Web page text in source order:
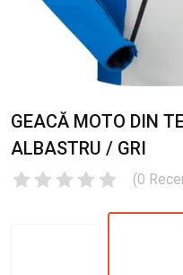
GEACĂ MOTO DIN
ALBASTRU / GRI
(0